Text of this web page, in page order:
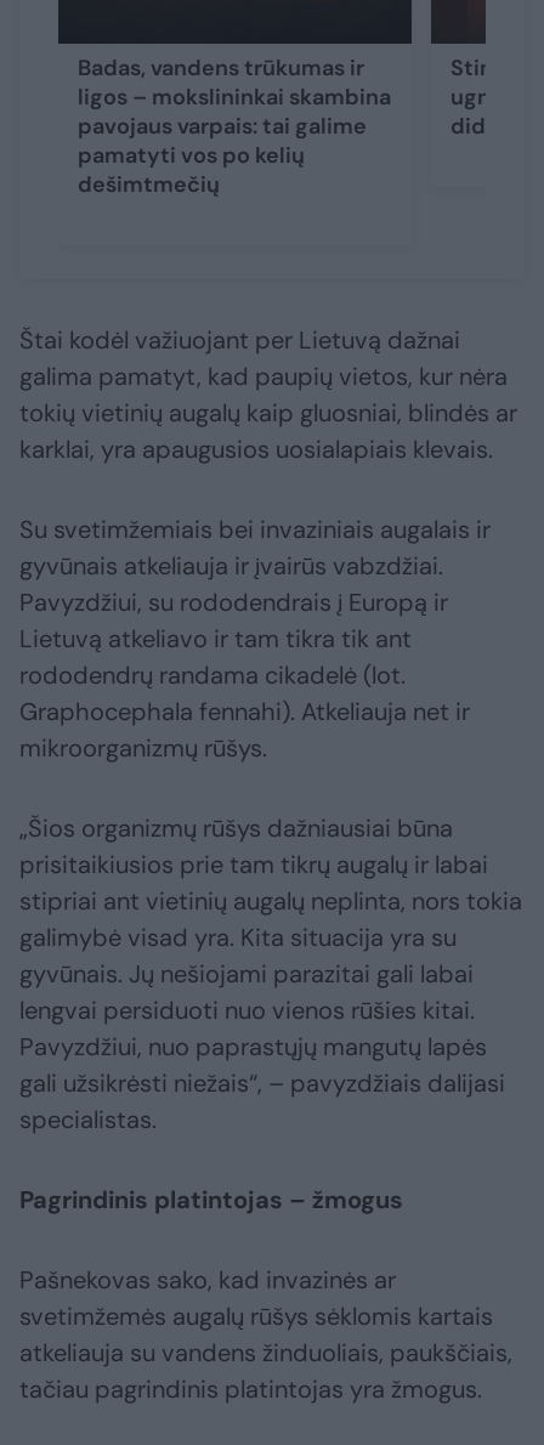
Badas, vandens trūkumas ir
ligos – mokslininkai skambina
pavojaus varpais: tai galime
pamatyti vos po kelių
dešimtmečių
Štai kodėl važiuojant per Lietuvą dažnai
galima pamatyt, kad paupių vietos, kur nėra
tokių vietinių augalų kaip gluosniai, blindės ar
karklai, yra apaugusios uosialapiais klevais.
Su svetimžemiais bei invaziniais augalais ir
gyvūnais atkeliauja ir įvairūs vabzdžiai.
Pavyzdžiui, su rododendrais į Europą ir
Lietuvą atkeliavo ir tam tikra tik ant
rododendrų randama cikadelė (lot.
Graphocephala fennahi). Atkeliauja net ir
mikroorganizmų rūšys.
„Šios organizmų rūšys dažniausiai būna
prisitaikiusios prie tam tikrų augalų ir labai
stipriai ant vietinių augalų neplinta, nors tokia
galimybė visad yra. Kita situacija yra su
gyvūnais. Jų nešiojami parazitai gali labai
lengvai persiduoti nuo vienos rūšies kitai.
Pavyzdžiui, nuo paprastųjų mangutų lapės
gali užsikrėsti niežais“, – pavyzdžiais dalijasi
specialistas.
Pagrindinis platintojas – žmogus
Pašnekovas sako, kad invazinės ar
svetimžemės augalų rūšys sėklomis kartais
atkeliauja su vandens žinduoliais, paukščiais,
tačiau pagrindinis platintojas yra žmogus.